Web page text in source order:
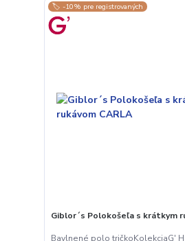
🏷️ -10% pre registrovaných
Giblor´s Polokošeľa s krátkym
Bavlnené polo tričkoKolekciaG'